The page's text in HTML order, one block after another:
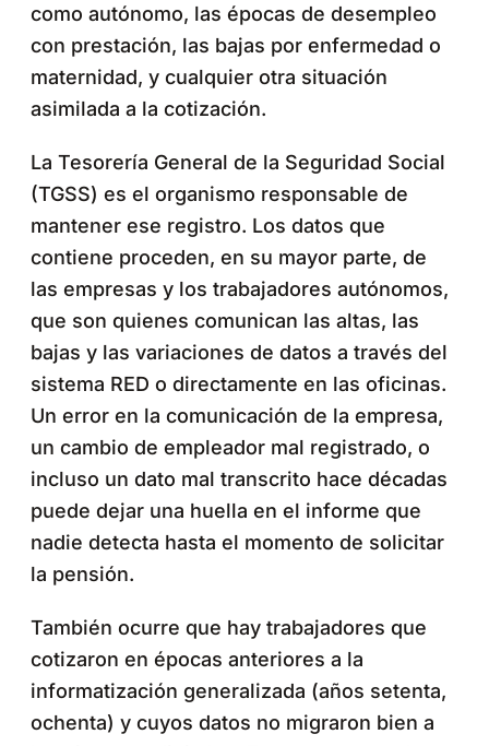
como autónomo, las épocas de desempleo
con prestación, las bajas por enfermedad o
maternidad, y cualquier otra situación
asimilada a la cotización.
La Tesorería General de la Seguridad Social
(TGSS) es el organismo responsable de
mantener ese registro. Los datos que
contiene proceden, en su mayor parte, de
las empresas y los trabajadores autónomos,
que son quienes comunican las altas, las
bajas y las variaciones de datos a través del
sistema RED o directamente en las oficinas.
Un error en la comunicación de la empresa,
un cambio de empleador mal registrado, o
incluso un dato mal transcrito hace décadas
puede dejar una huella en el informe que
nadie detecta hasta el momento de solicitar
la pensión.
También ocurre que hay trabajadores que
cotizaron en épocas anteriores a la
informatización generalizada (años setenta,
ochenta) y cuyos datos no migraron bien a